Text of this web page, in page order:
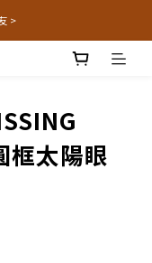
>
框太陽眼